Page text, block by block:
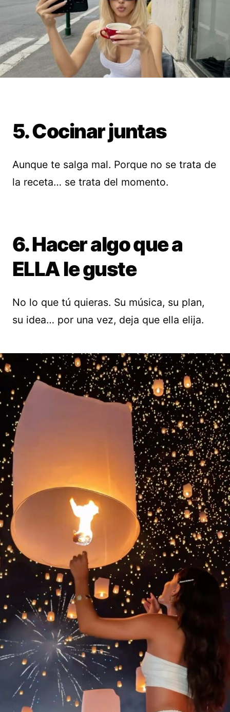
5. Cocinar juntas
Aunque te salga mal. Porque no se trata de
la receta… se trata del momento.
6. Hacer algo que a
ELLA le guste
No lo que tú quieras. Su música, su plan,
su idea… por una vez, deja que ella elija.